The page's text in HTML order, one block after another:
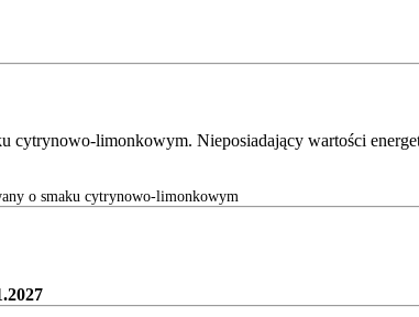
cytrynowo-limonkowym. Nieposiadający wartości
o smaku cytrynowo-limonkowym